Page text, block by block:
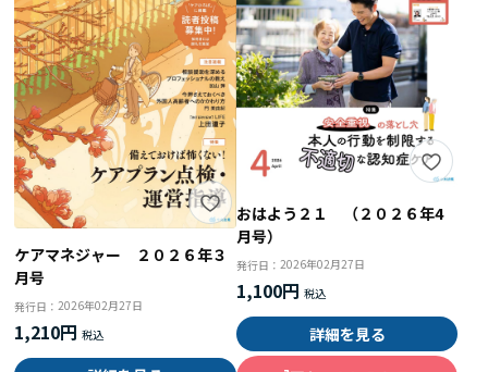
ケアマネジャー ２０２６年３
月号
発行日：2026年02月27日
1,210円
おはよう２１ （２０２６年4
月号）
発行日： 2026年02月27日
1,100円
詳細を見る